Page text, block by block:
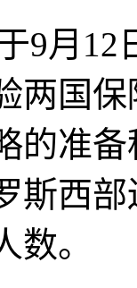
9月
两国
的准
斯西
。